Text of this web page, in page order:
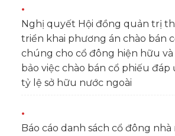
Nghị quyết Hội đồng quản trị
triển khai phương án chào bán
chúng cho cổ đông hiện hữu
bảo việc chào bán cổ phiếu
tỷ lệ sở hữu nước ngoài
Báo cáo danh sách cổ đông nhà